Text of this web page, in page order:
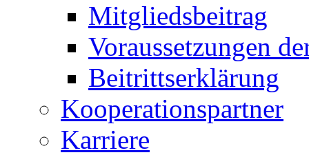
Mitgliedsbeitrag
Voraussetzungen
Beitrittserklärung
Kooperationspartner
Karriere